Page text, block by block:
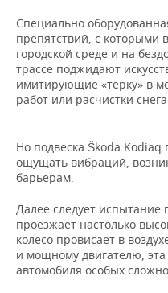
Специально
препятствий, с которыми
городской среде и на
трассе поджидают
имитирующие «терку» в
работ или расчистки
Но подвеска Škoda Kodiaq
ощущать вибраций,
барьерам.
Далее следует испытание
проезжает настолько
колесо провисает в
и мощному двигателю,
автомобиля особых